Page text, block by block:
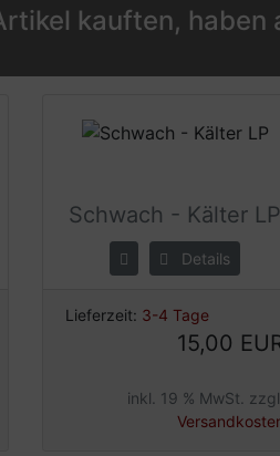
kauften, haben
Schwach - Kälter LP
Details
Lieferzeit: 3-4 Tage
15,00
inkl. 19 % MwSt. zzgl.